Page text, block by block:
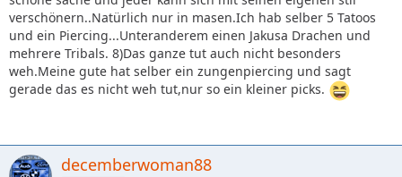
verschönern..Natürlich nur in masen.Ich hab selber 5 Tatoos
und ein Piercing...Unteranderem einen Jakusa Drachen und
mehrere Tribals. 8)Das ganze tut auch nicht besonders
weh.Meine gute hat selber ein zungenpiercing und sagt
gerade das es nicht weh tut,nur so ein kleiner picks.
decemberwoman88